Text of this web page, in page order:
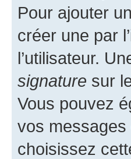
Pour ajouter
créer une par
l’utilisateur.
signature sur
Vous pouvez
vos
choisissez